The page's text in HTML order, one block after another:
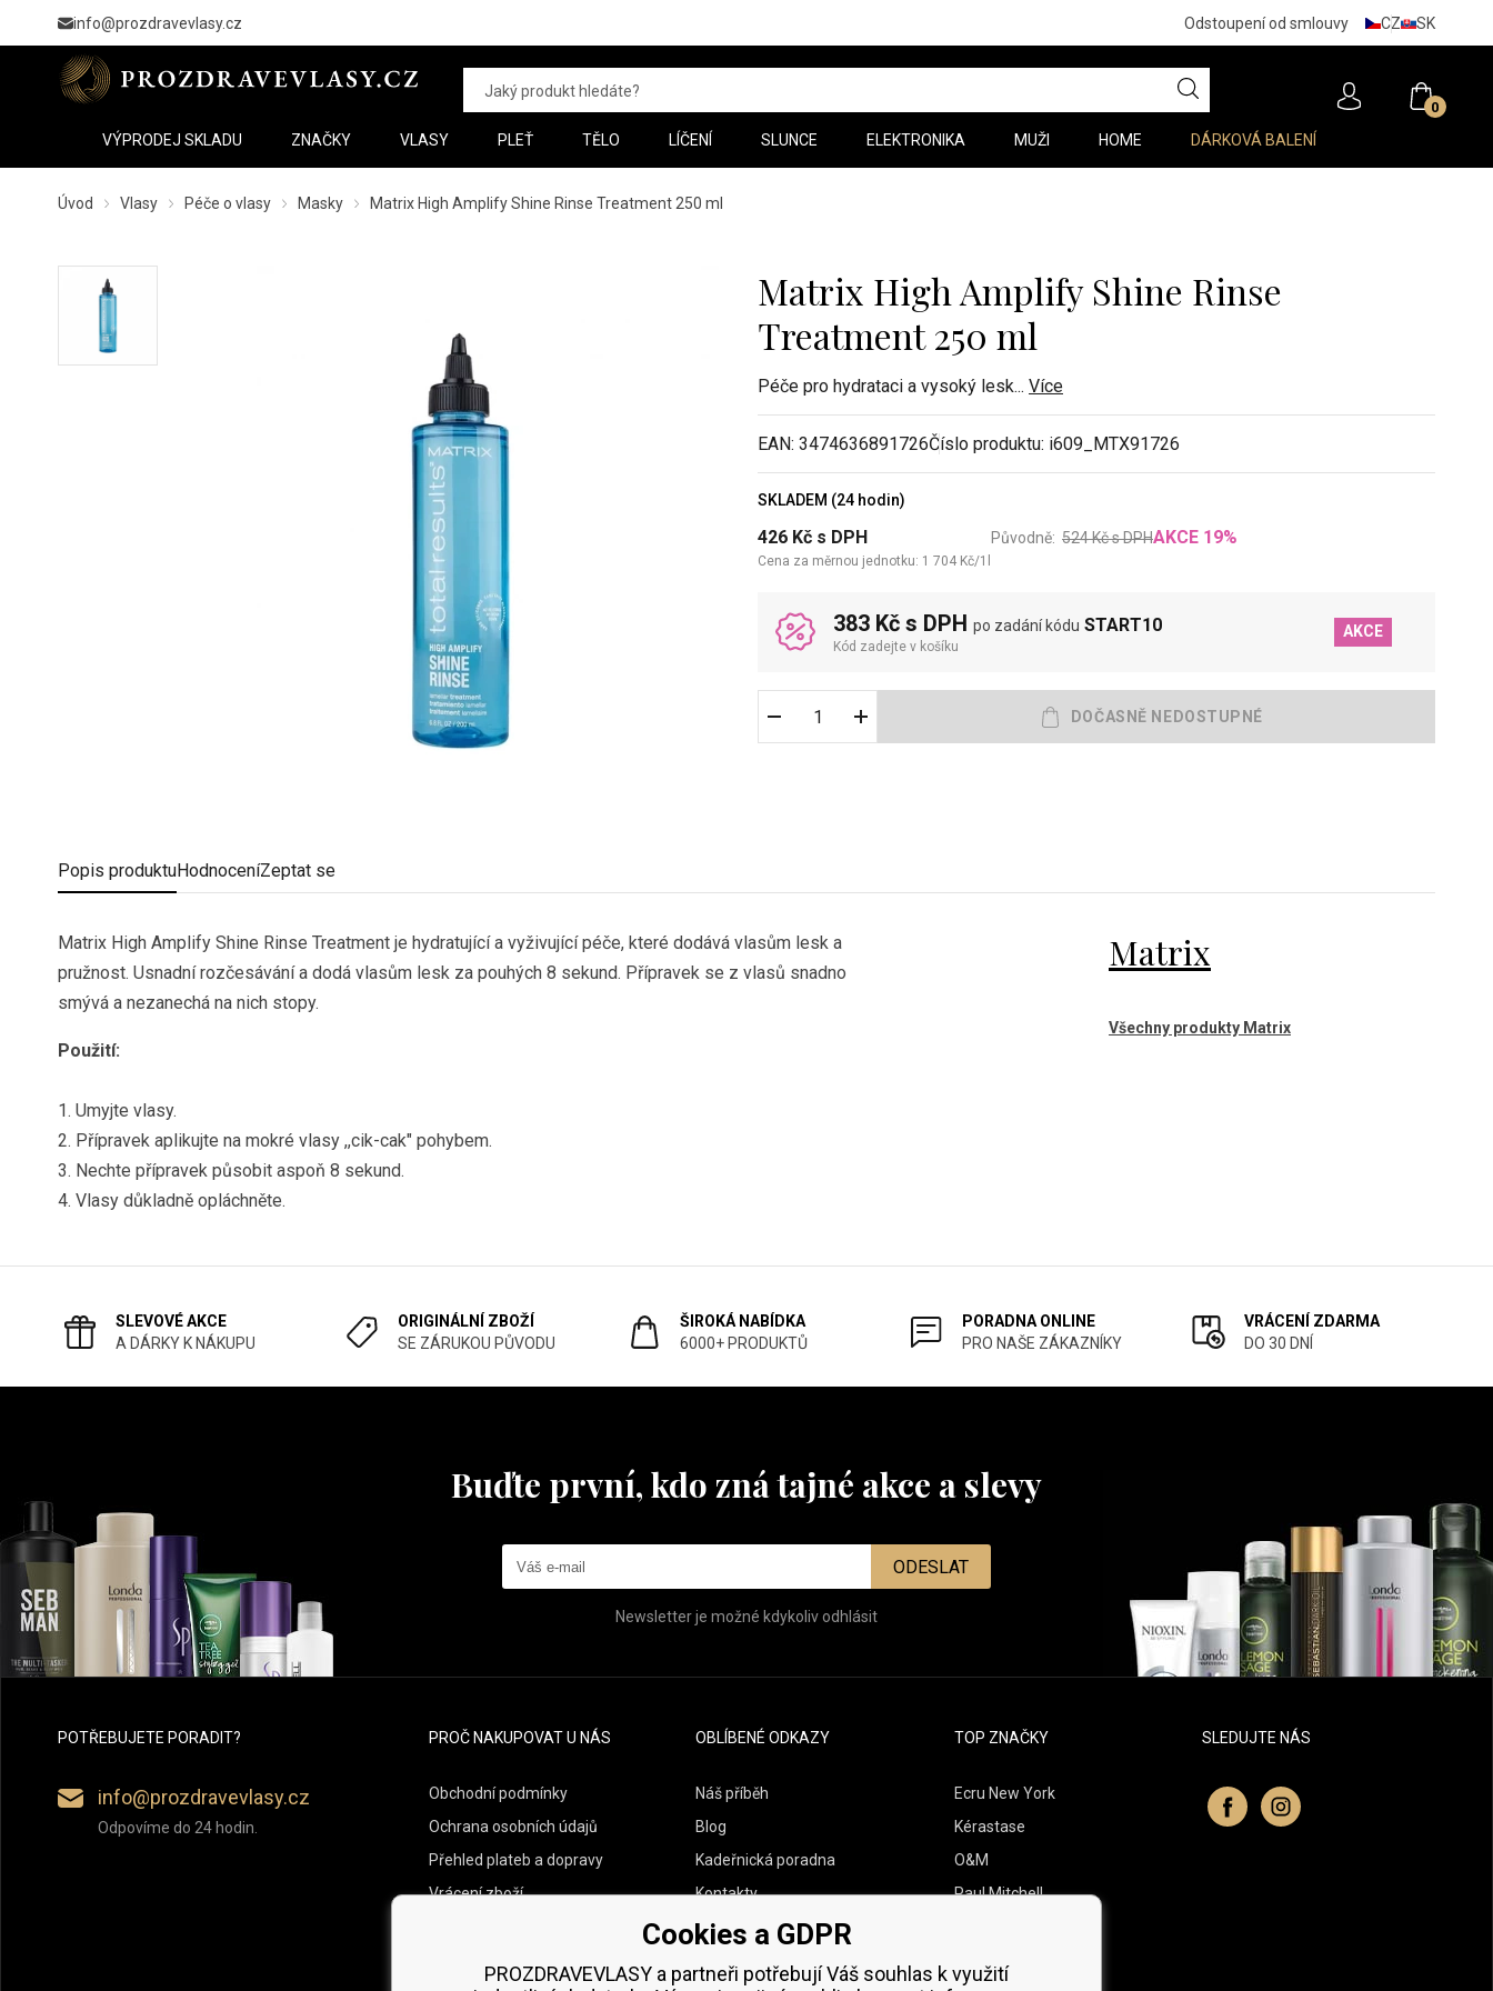
info@prozdravevlasy.cz Odstoupení od smlouvy CZ SK
0
VÝPRODEJ SKLADU ZNAČKY VLASY PLEŤ TĚLO LÍČENÍ SLUNCE ELEKTRONIKA MUŽI HOME DÁRKOVÁ BALENÍ
Úvod Vlasy Péče o vlasy Masky Matrix High Amplify Shine Rinse Treatment 250 ml
Matrix High Amplify Shine Rinse
Treatment 250 ml
Péče pro hydrataci a vysoký lesk... Více
EAN: 3474636891726Číslo produktu: i609_MTX91726
SKLADEM (24 hodin)
426 Kč s DPH
Cena za měrnou jednotku: 1 704 Kč/1
Původně: 524Kčs DPHAKCE 19%
383 Kč s DPH po zadání kódu START10
Kód zadejte v košíku
AKCE
Popis produktuHodnoceníZeptat se
Matrix High Amplify Shine Rinse Treatment je hydratující a vyživující péče, které dodává vlasům lesk a
pružnost. Usnadní rozčesávání a dodá vlasům lesk za pouhých 8 sekund. Přípravek se z vlasů snadno
smývá a nezanechá na nich stopy.
Použití:
1. Umyjte vlasy.
2. Přípravek aplikujte na mokré vlasy ,,cik-cak" pohybem.
3. Nechte přípravek působit aspoň 8 sekund.
4. Vlasy důkladně opláchněte.
Matrix
Všechny produkty Matrix
SLEVOVÉ AKCE
A DÁRKY K NÁKUPU
ORIGINÁLNÍ ZBOŽÍ
SE ZÁRUKOU PŮVODU
ŠIROKÁ NABÍDKA
6000+ PRODUKTŮ
PORADNA ONLINE
PRO NAŠE ZÁKAZNÍKY
VRÁCENÍ ZDARMA
DO 30 DNÍ
Buďte první, kdo zná tajné akce a slevy
ODESLAT
Newsletter je možné kdykoliv odhlásit
POTŘEBUJETE PORADIT?
info@prozdravevlasy.cz
Odpovíme do 24 hodin.
PROČ NAKUPOVAT U NÁS
Obchodní podmínky
Ochrana osobních údajů
Přehled plateb a dopravy
Vrácení zboží
OBLÍBENÉ ODKAZY
Náš příběh
Blog
Kadeřnická poradna
Kontakty
Vzorky zdarma
TOP ZNAČKY
Ecru New York
Kérastase
O&M
Paul Mitchell
SLEDUJTE NÁS
Cookies a GDPR
PROZDRAVEVLASY a partneři potřebují Váš souhlas k využití